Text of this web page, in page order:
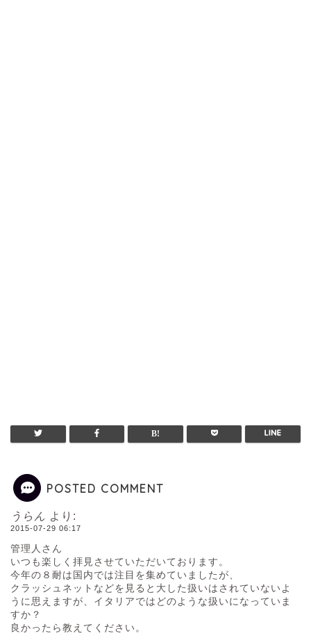
POSTED COMMENT
うらん より:
2015-07-29 06:17
管理人さん
いつも楽しく拝見させていただいております。
今年の８耐は国内では注目を集めていましたが、
クラッシュネットなどを見ると大した扱いはされていないよ
うに思えますが、イタリアではどのような扱いになっていま
すか？
良かったら教えてください。